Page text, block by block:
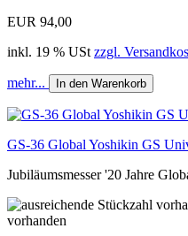
EUR 94,00
inkl. 19 % USt zzgl.
mehr... In den Warenkorb
GS-36 Global Yoshikin GS
Jubiläumsmesser '20 Jahre
vorhanden